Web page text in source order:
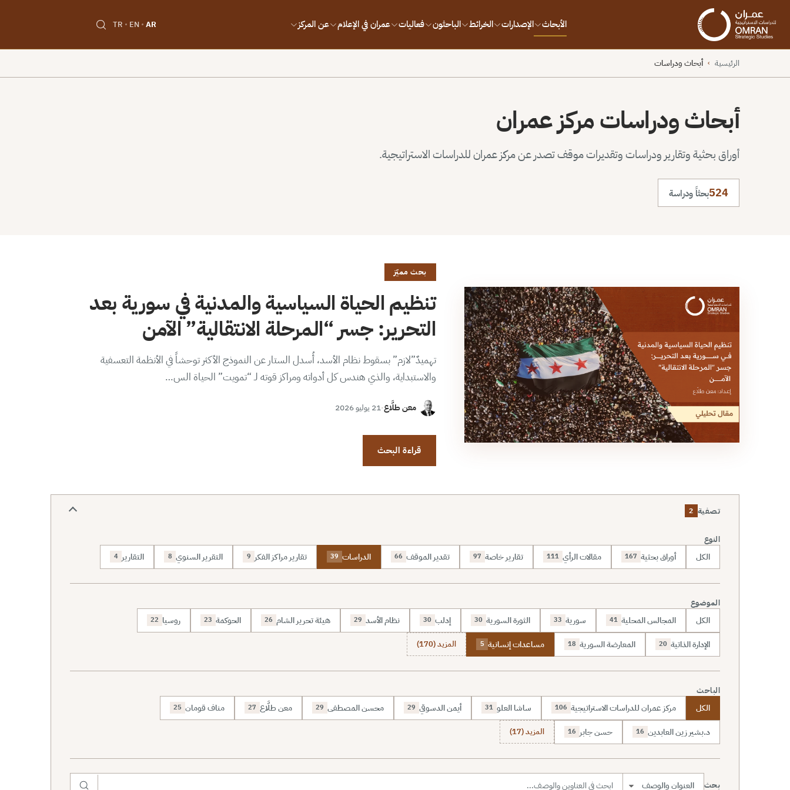
الأبحاث الإصدارات الخرائط الباحثون فعاليات عمران في الإعلام عن المركز AR
EN
TR
الرئيسية › أبحاث ودراسات
أبحاث ودراسات مركز عمران
أوراق بحثية وتقارير ودراسات وتقديرات موقف تصدر عن مركز عمران للدراسات الاستراتيجية.
524بحثاً ودراسة
بحث مميّز
تنظيم الحياة السياسية والمدنية في سورية بعد
التحرير: جسر “المرحلة الانتقالية” الآمن
تهميدٌ”لازم” بسقوط نظام الأسد، أُسدل الستار عن النموذج الأكثر توحشاً في الأنظمة التعسفية
والاستبداية، والذي هندس كل أدواته ومراكز قوته لـ “تمويت” الحياة الس…
معن طلَّاع·21 يوليو 2026
قراءة البحث
تصفية 2
النوع
الكل أوراق بحثية 167 مقالات الرأي 111 تقارير خاصة 97 تقدير الموقف 66 الدراسات 39 تقارير مراكز الفكر 9 التقرير السنوي 8 التقارير 4
الموضوع
الكل المجالس المحلية 41 سورية 33 الثورة السورية 30 إدلب 30 نظام الأسد 29 هيئة تحرير الشام 26 الحوكمة 23 روسيا 22
الإدارة الذاتية 20 المعارضة السورية 18 مساعدات إنسانية 5 المزيد (170)
الباحث
الكل مركز عمران للدراسات الاستراتيجية 106 ساشا العلو 31 أيمن الدسوقي 29 محسن المصطفى 29 معن طلَّاع 27 مناف قومان 25
د.بشير زين العابدين 16 حسن جابر 16 المزيد (17)
بحث